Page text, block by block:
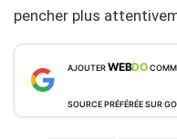
pencher plus
AJOUTERWEBDO
SOURCE PRÉFÉRÉE SUR